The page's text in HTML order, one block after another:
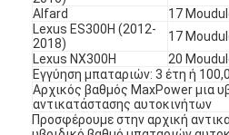
Μας ελάτε σε επαφή με
Ειδήσεις
Συνομιλία τώρα
Alfard
17
Lexus ES300H (2012-
2018)
17
Lexus NX300H
20
Εγγύηση μπαταριών: 3 έτη ή
Αρχικός βαθμός MaxPower μια
αντικατάστασης αυτοκινήτων
Προσφέρουμε στην αρχική